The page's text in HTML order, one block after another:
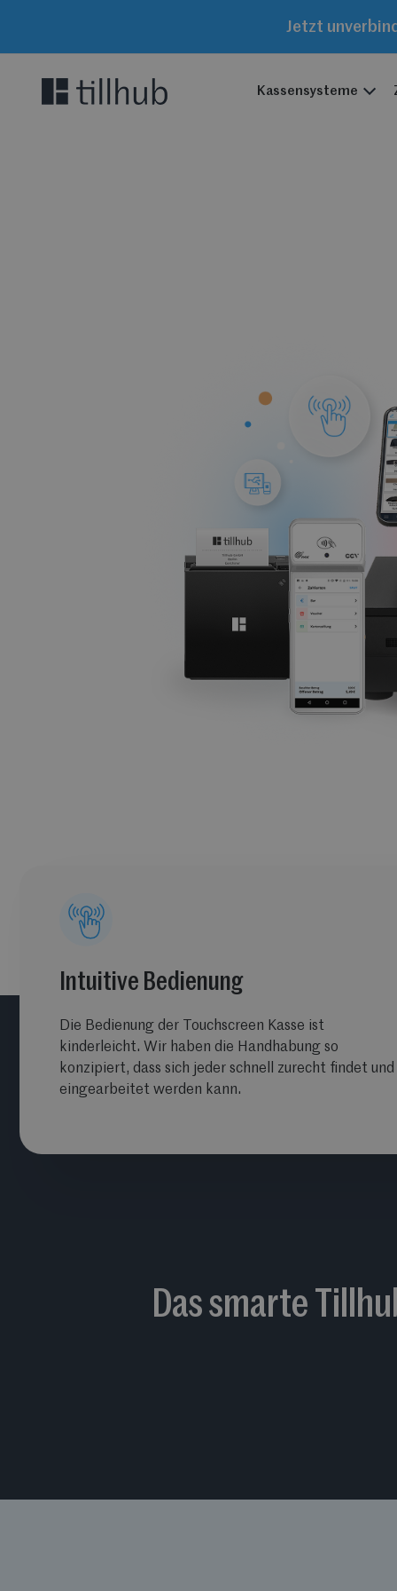
Jetzt
Kassensysteme
Intuitive Bedienung
Die Bedienung der Touchscreen Kasse ist
kinderleicht. Wir haben die Handhabung so
konzipiert, dass sich jeder schnell zurecht findet und
eingearbeitet werden kann.
Das smarte